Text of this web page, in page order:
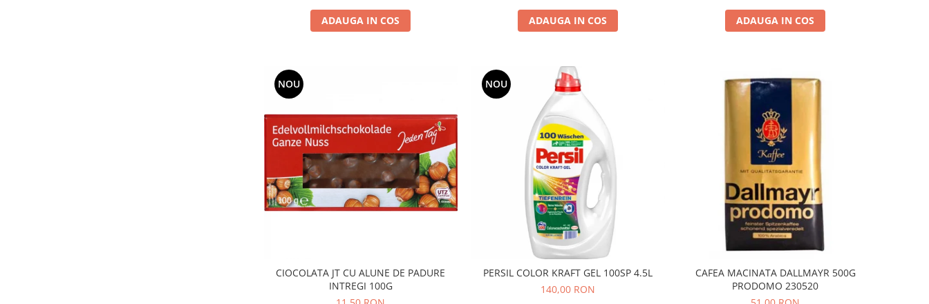
ADAUGA IN COS ADAUGA IN COS ADAUGA IN COS
NOU
CIOCOLATA JT CU ALUNE DE PADURE
INTREGI 100G
NOU
PERSIL COLOR KRAFT GEL 100SP 4.5L
140,00 RON
CAFEA MACINATA DALLMAYR 500G
PRODOMO 230520